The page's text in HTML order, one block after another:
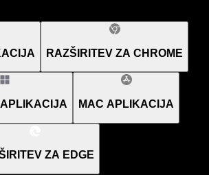
RAZŠIRITEV ZA CHROME
MAC APLIKACIJA
ZA EDGE